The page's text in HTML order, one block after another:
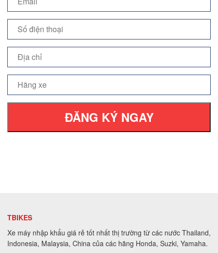
ĐĂNG KÝ NGAY
TBIKES
Xe máy nhập khẩu giá rẻ tốt nhất thị trường từ các nước Thailand,
Indonesia, Malaysia, China của các hãng Honda, Suzki, Yamaha.